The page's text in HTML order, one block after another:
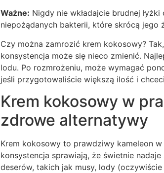
Ważne: Nigdy nie wkładajcie brudnej
niepożądanych bakterii, które skrócą jego
Czy można zamrozić krem kokosowy?
konsystencja może się nieco zmienić.
lodu. Po rozmrożeniu, może wymagać
jeśli przygotowaliście większą ilość i
Krem kokosowy w
zdrowe alternatywy
Krem kokosowy to prawdziwy kameleon
konsystencja sprawiają, że świetnie
deserów, takich jak musy, lody